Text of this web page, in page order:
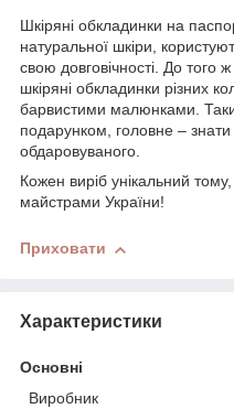
Шкіряні обкладинки на
натуральної шкіри,
свою довговічності. До
шкіряні обкладинки різних
барвистими малюнками.
подарунком, головне –
обдаровуваного.
Кожен виріб унікальний
майстрами України!
Приховати
Характеристики
Основні
Виробник